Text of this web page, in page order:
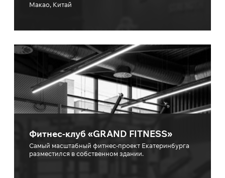
Макао, Китай
Фитнес-клуб «GRAND FITNESS»
Самый масштабный фитнес-проект Екатеринбурга
разместился в собственном здании.